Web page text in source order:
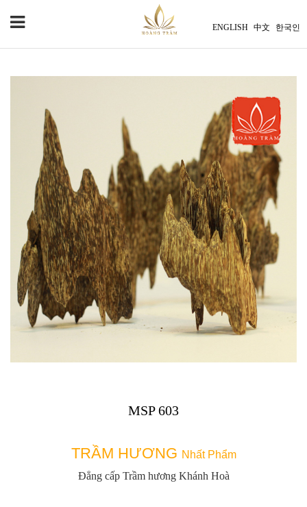
ENGLISH 中文 한국인
MSP 603
TRẦM HƯƠNG Nhất Phẩm
Đẳng cấp Trầm hương Khánh Hoà